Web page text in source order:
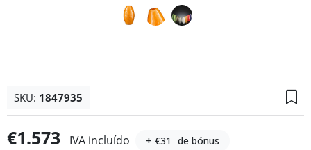
SKU: 1847935
€1.573 IVA incluído + €31 de bónus